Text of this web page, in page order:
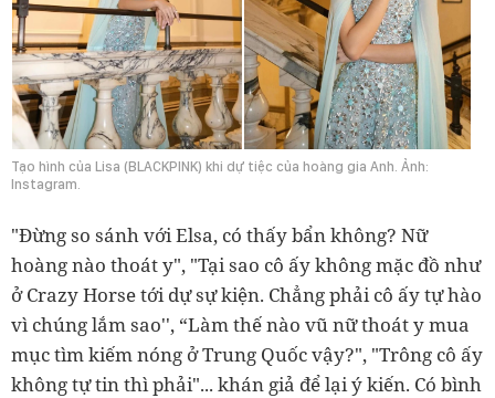
Tạo hình của Lisa (BLACKPINK) khi dự tiệc của hoàng gia Anh. Ảnh:
Instagram.
"Đừng so sánh với Elsa, có thấy bẩn không? Nữ
hoàng nào thoát y", "Tại sao cô ấy không mặc đồ như
ở Crazy Horse tới dự sự kiện. Chẳng phải cô ấy tự hào
vì chúng lắm sao'', “Làm thế nào vũ nữ thoát y mua
mục tìm kiếm nóng ở Trung Quốc vậy?", "Trông cô ấy
không tự tin thì phải"... khán giả để lại ý kiến. Có bình